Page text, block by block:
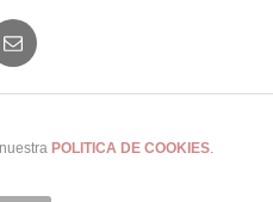
Email
POLITICA DE COOKIES.